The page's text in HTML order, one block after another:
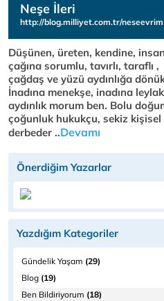
Neşe İleri
http://blog.milliyet.com.tr/neseevrim
Düşünen, üreten, kendine,
çağına sorumlu, tavırlı, taraflı ,
çağdaş ve yüzü aydınlığa
İnadına menekşe, inadına
aydınlık morum ben. Bolu
çoğunluk hukukçu, sekiz kişisel
derbeder ..Devamı
Önerdiğim Yazarlar
Yazdığım Kategoriler
Gündelik Yaşam (29)
Blog (19)
Ben Bildiriyorum (18)